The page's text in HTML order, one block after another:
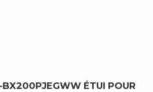
BX200PJEGWW ÉTUI POUR